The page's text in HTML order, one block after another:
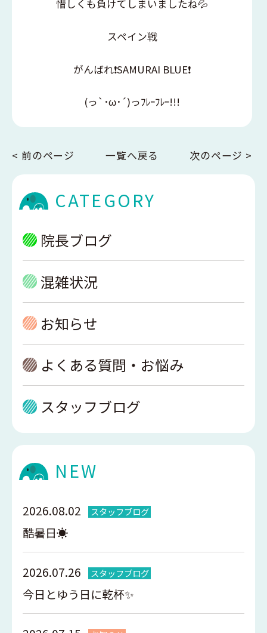
惜しくも負けてしまいましたね💦
スペイン戦
がんばれ❗️SAMURAI BLUE❗️
(っ`･ω･´)っﾌﾚｰﾌﾚｰ!!!
< 前のページ 一覧へ戻る 次のページ >
CATEGORY
院長ブログ
混雑状況
お知らせ
よくある質問・お悩み
スタッフブログ
NEW
2026.08.02 スタッフブログ
酷暑日☀️
2026.07.26 スタッフブログ
今日とゆう日に乾杯✨